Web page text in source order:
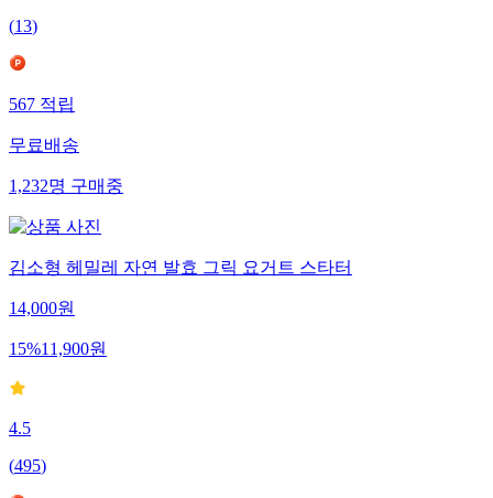
(13)
567 적립
무료배송
1,232명 구매중
김소형 헤밀레 자연 발효 그릭 요거트 스타터
14,000원
15%11,900원
4.5
(495)